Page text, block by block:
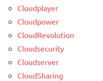
Cloudplayer
Cloudpower
CloudRevolution
Cloudsecurity
Cloudserver
CloudSharing